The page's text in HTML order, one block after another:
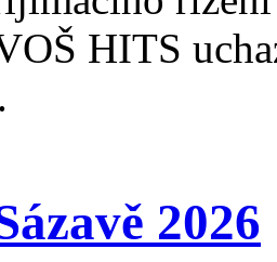
HITS
2026